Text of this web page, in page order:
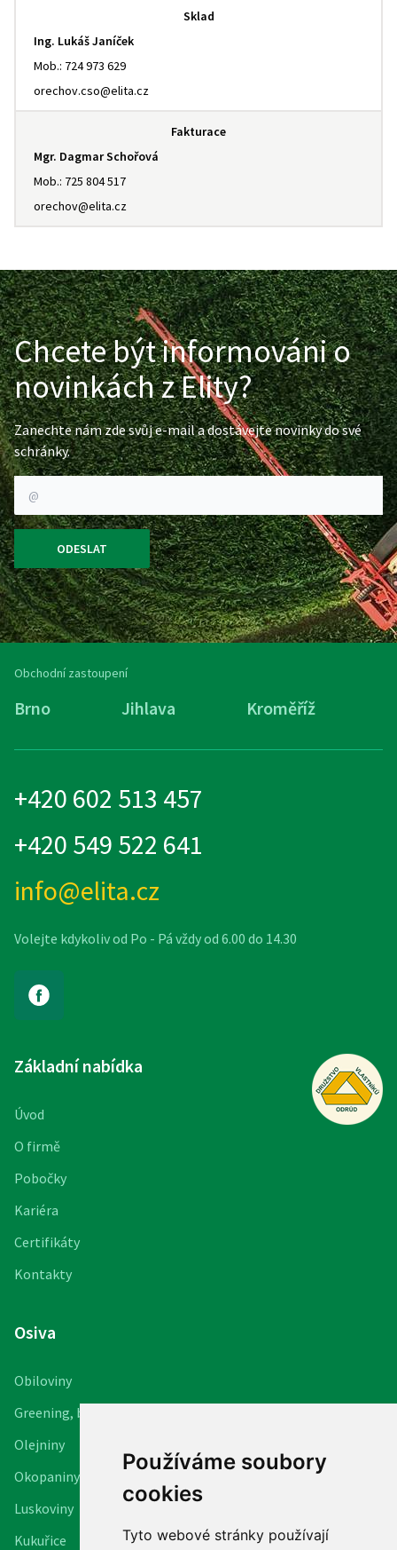
Používáme soubory
cookies
Tyto webové stránky používají
Sklad
Ing. Lukáš Janíček
Mob.: 724 973 629
orechov.cso@elita.cz
Fakturace
Mgr. Dagmar Schořová
Mob.: 725 804 517
orechov@elita.cz
Chcete být informováni o
novinkách z Elity?
Zanechte nám zde svůj e-mail a dostávejte novinky do své
schránky.
ODESLAT
Obchodní zastoupení
Brno Jihlava Kroměříž
+420 602 513 457
+420 549 522 641
info@elita.cz
Volejte kdykoliv od Po - Pá vždy od 6.00 do 14.30
Základní nabídka
Úvod
O firmě
Pobočky
Kariéra
Certifikáty
Kontakty
Osiva
Obiloviny
Greening, biopásy
Olejniny
Okopaniny
Luskoviny
Kukuřice